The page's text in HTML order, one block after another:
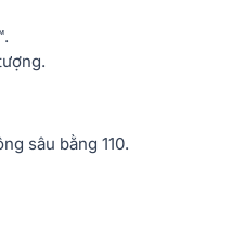
sâu bằng 110.